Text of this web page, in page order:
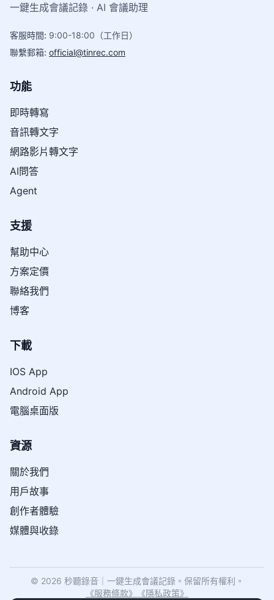
一鍵生成會議記錄 · AI 會議助理
客服時間: 9:00-18:00（工作日）
聯繫郵箱: official@tinrec.com
功能
即時轉寫
音訊轉文字
網路影片轉文字
AI問答
Agent
支援
幫助中心
方案定價
聯絡我們
博客
下載
IOS App
Android App
電腦桌面版
資源
關於我們
用戶故事
創作者體驗
媒體與收錄
© 2026 秒聽錄音｜一鍵生成會議記錄。保留所有權利。
《服務條款》 《隱私政策》